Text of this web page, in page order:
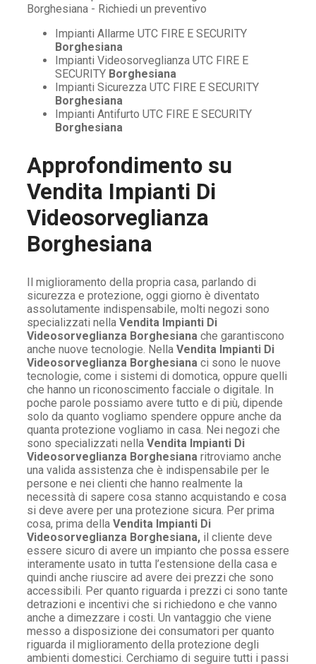
Impianti Allarme UTC FIRE E SECURITY
Borghesiana
Impianti Videosorveglianza UTC FIRE E
SECURITY Borghesiana
Impianti Sicurezza UTC FIRE E SECURITY
Borghesiana
Impianti Antifurto UTC FIRE E SECURITY
Borghesiana
Approfondimento su
Vendita Impianti Di
Videosorveglianza
Borghesiana
Il miglioramento della propria casa, parlando di
sicurezza e protezione, oggi giorno è diventato
assolutamente indispensabile, molti negozi sono
specializzati nella Vendita Impianti Di
Videosorveglianza Borghesiana che garantiscono
anche nuove tecnologie. Nella Vendita Impianti Di
Videosorveglianza Borghesiana ci sono le nuove
tecnologie, come i sistemi di domotica, oppure quelli
che hanno un riconoscimento facciale o digitale. In
poche parole possiamo avere tutto e di più, dipende
solo da quanto vogliamo spendere oppure anche da
quanta protezione vogliamo in casa. Nei negozi che
sono specializzati nella Vendita Impianti Di
Videosorveglianza Borghesiana ritroviamo anche
una valida assistenza che è indispensabile per le
persone e nei clienti che hanno realmente la
necessità di sapere cosa stanno acquistando e cosa
si deve avere per una protezione sicura. Per prima
cosa, prima della Vendita Impianti Di
Videosorveglianza Borghesiana, il cliente deve
essere sicuro di avere un impianto che possa essere
interamente usato in tutta l’estensione della casa e
quindi anche riuscire ad avere dei prezzi che sono
accessibili. Per quanto riguarda i prezzi ci sono tante
detrazioni e incentivi che si richiedono e che vanno
anche a dimezzare i costi. Un vantaggio che viene
messo a disposizione dei consumatori per quanto
riguarda il miglioramento della protezione degli
ambienti domestici. Cerchiamo di seguire tutti i passi